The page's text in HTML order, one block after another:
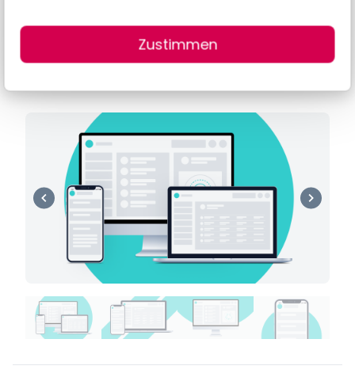
Zustimmen
Produktbilder & Screenshots